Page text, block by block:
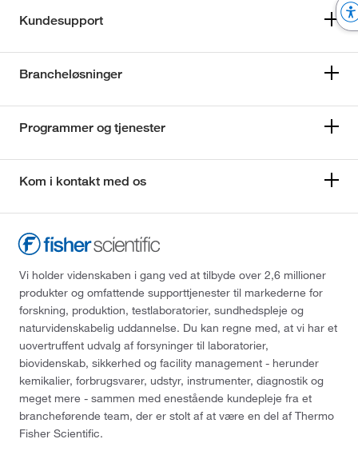
Kundesupport
Brancheløsninger
Programmer og tjenester
Kom i kontakt med os
Vi holder videnskaben i gang ved at tilbyde over 2,6 millioner
produkter og omfattende supporttjenester til markederne for
forskning, produktion, testlaboratorier, sundhedspleje og
naturvidenskabelig uddannelse. Du kan regne med, at vi har et
uovertruffent udvalg af forsyninger til laboratorier,
biovidenskab, sikkerhed og facility management - herunder
kemikalier, forbrugsvarer, udstyr, instrumenter, diagnostik og
meget mere - sammen med enestående kundepleje fra et
brancheførende team, der er stolt af at være en del af Thermo
Fisher Scientific.